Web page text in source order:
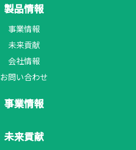
製品情報
事業情報
未来貢献
会社情報
お問い合わせ
事業情報
未来貢献